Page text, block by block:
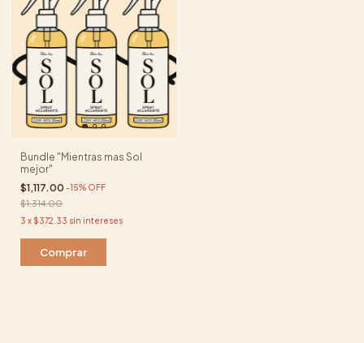
Bundle "Mientras mas Sol
mejor"
$1,117.00 -15% OFF
$1,314.00
3 x $372.33 sin intereses